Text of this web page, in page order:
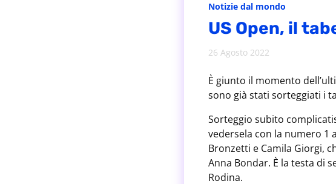
Notizie dal mondo
US Open, il
26 Agosto 2022
È giunto il momento
sono già stati sorteggiati i
Sorteggio subito
vedersela con la numero 1
Bronzetti e Camila Giorgi,
Anna Bondar. È la testa di
Rodina.